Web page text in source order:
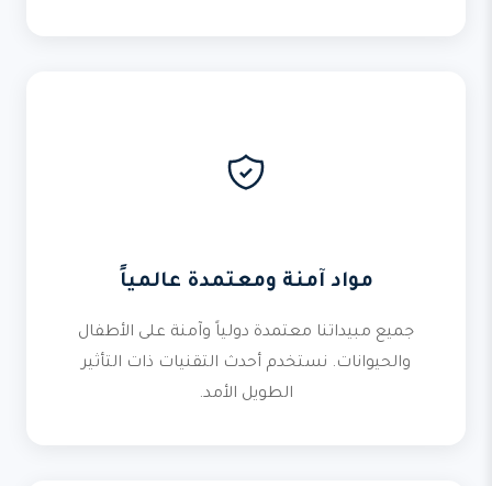
مواد آمنة ومعتمدة عالمياً
جميع مبيداتنا معتمدة دولياً وآمنة على الأطفال
والحيوانات. نستخدم أحدث التقنيات ذات التأثير
الطويل الأمد.